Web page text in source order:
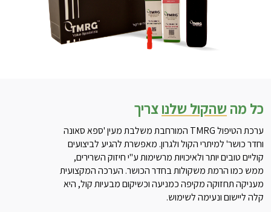
כל מה שהקול שלנוצריך
ערכת הטיפול TMRG המורחבת משלבת מעין 'ספא סאונה
וחדר כושר' למיתרי הקול ולגרון. מאפשרת להגיע לביצועים
קוליים טובים יותר ולאיכויות מרשימות ע"י חיזוק השרירים,
ממש כמו הרמת משקולות בחדר הכושר. הערכה המקצועית
מעניקה תחזוקה מקיפה כמניעה וכשיקום מבעיות קול, היא
קלה ליישום ונעימה לשימוש.